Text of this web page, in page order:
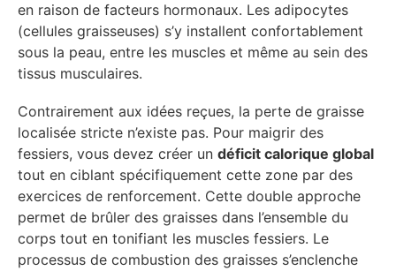
en raison de facteurs hormonaux. Les adipocytes
(cellules graisseuses) s’y installent confortablement
sous la peau, entre les muscles et même au sein des
tissus musculaires.
Contrairement aux idées reçues, la perte de graisse
localisée stricte n’existe pas. Pour maigrir des
fessiers, vous devez créer un déficit calorique global
tout en ciblant spécifiquement cette zone par des
exercices de renforcement. Cette double approche
permet de brûler des graisses dans l’ensemble du
corps tout en tonifiant les muscles fessiers. Le
processus de combustion des graisses s’enclenche